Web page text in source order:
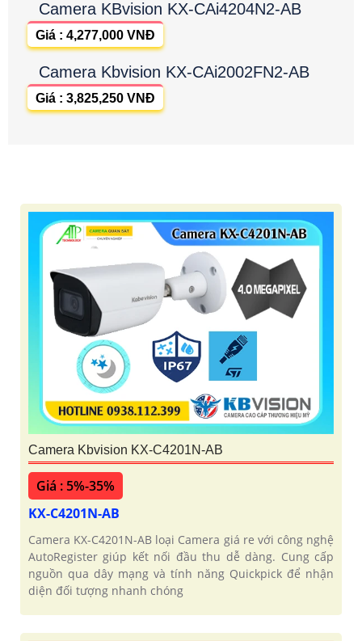
Camera KBvision KX-CAi4204N2-AB
Giá : 4,277,000 VNĐ
Camera Kbvision KX-CAi2002FN2-AB
Giá : 3,825,250 VNĐ
Camera Kbvision KX-C4201N-AB
Giá : 5%-35%
KX-C4201N-AB
Camera KX-C4201N-AB loại Camera giá re với công nghệ
AutoRegister giúp kết nối đầu thu dễ dàng. Cung cấp
nguồn qua dây mạng và tính năng Quickpick để nhận
diện đối tượng nhanh chóng